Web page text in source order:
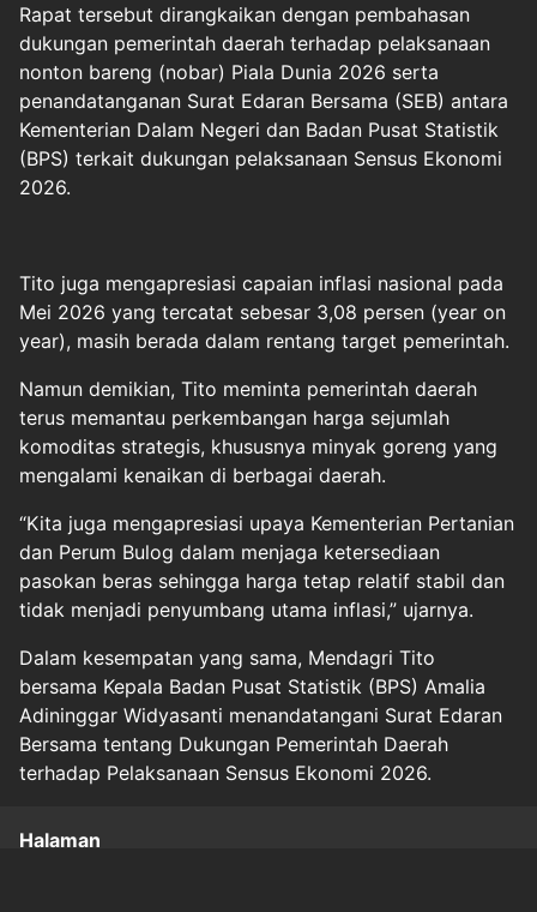
Rapat tersebut dirangkaikan dengan pembahasan
dukungan pemerintah daerah terhadap pelaksanaan
nonton bareng (nobar) Piala Dunia 2026 serta
penandatanganan Surat Edaran Bersama (SEB) antara
Kementerian Dalam Negeri dan Badan Pusat Statistik
(BPS) terkait dukungan pelaksanaan Sensus Ekonomi
2026.
Tito juga mengapresiasi capaian inflasi nasional pada
Mei 2026 yang tercatat sebesar 3,08 persen (year on
year), masih berada dalam rentang target pemerintah.
Namun demikian, Tito meminta pemerintah daerah
terus memantau perkembangan harga sejumlah
komoditas strategis, khususnya minyak goreng yang
mengalami kenaikan di berbagai daerah.
“Kita juga mengapresiasi upaya Kementerian Pertanian
dan Perum Bulog dalam menjaga ketersediaan
pasokan beras sehingga harga tetap relatif stabil dan
tidak menjadi penyumbang utama inflasi,” ujarnya.
Dalam kesempatan yang sama, Mendagri Tito
bersama Kepala Badan Pusat Statistik (BPS) Amalia
Adininggar Widyasanti menandatangani Surat Edaran
Bersama tentang Dukungan Pemerintah Daerah
terhadap Pelaksanaan Sensus Ekonomi 2026.
Halaman